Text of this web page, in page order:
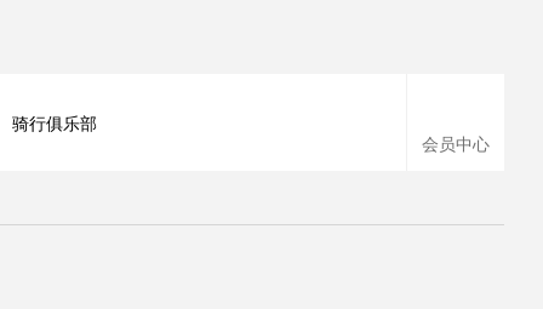
会员中心
骑行俱乐部